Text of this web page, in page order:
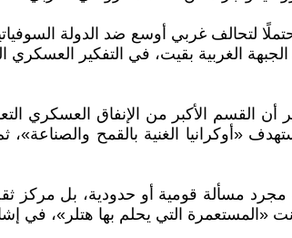
لتحالف غربي أوسع ضد الدولة
الغربية بقيت، في التفكير
يستعيد كوليروف وثيقة تعبئة عسكرية صادرة عن الإمبراطورية الروسية عام 1913، تُظهر أن
الغنية بالقمح والصناعة»،
مجرد مسألة قومية أو حدودية، بل مركز
«المستعمرة التي يحلم بها هتلر»، في